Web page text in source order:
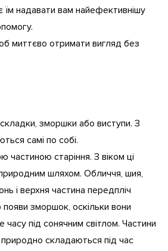
їм надавати вам найефективнішу
миттєво отримати вигляд без
зморшки або виступи. З
самі по собі.
старіння. З віком ці
шляхом. Обличчя, шия,
і верхня частина передпліч
зморшок, оскільки вони
часу під сонячним світлом. Частини
складаються під час